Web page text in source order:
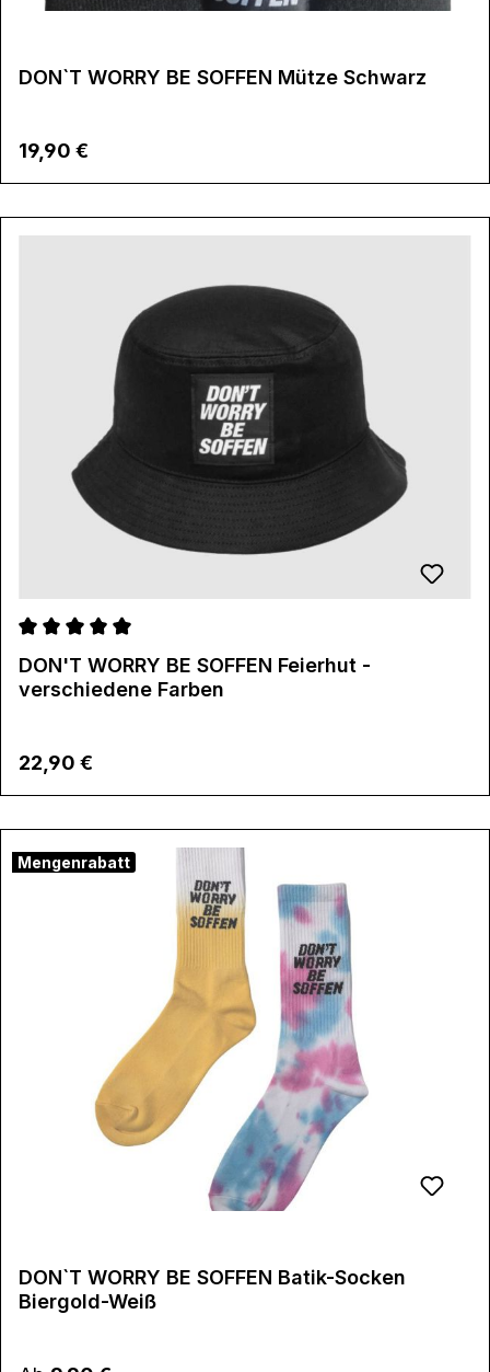
DON`T WORRY BE SOFFEN Mütze Schwarz
Regulärer Preis:
19,90 €
Durchschnittliche Bewertung von 5 von 5 Sternen
DON'T WORRY BE SOFFEN Feierhut -
verschiedene Farben
Regulärer Preis:
22,90 €
Mengenrabatt
DON`T WORRY BE SOFFEN Batik-Socken
Biergold-Weiß